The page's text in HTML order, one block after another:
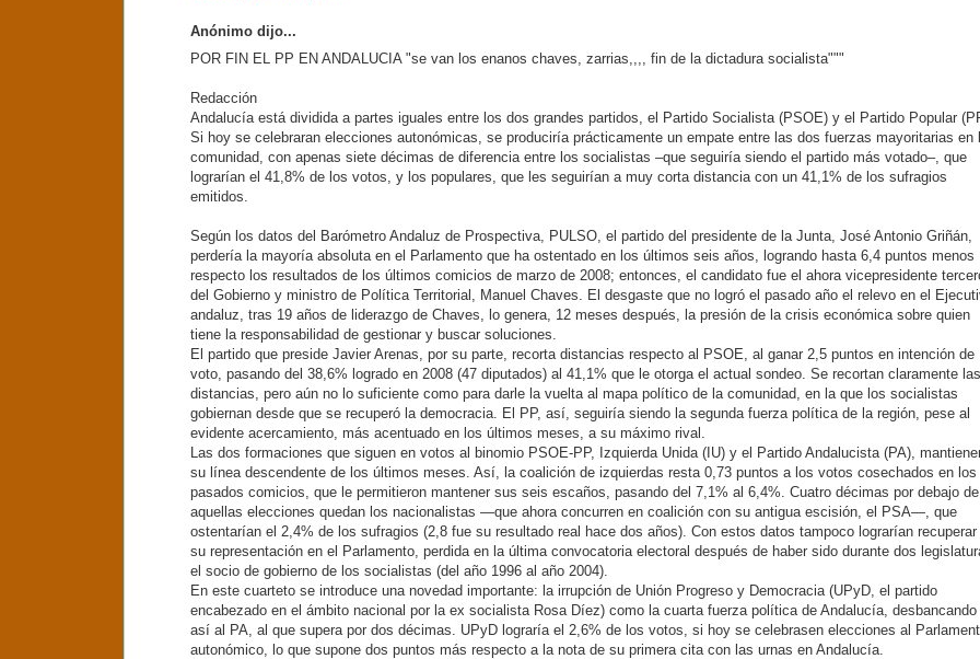
Anónimo dijo...
POR FIN EL PP EN ANDALUCIA "se van los enanos chaves, zarrias,,,, fin de la dictadura socialista"""
Redacción
Andalucía está dividida a partes iguales entre los dos grandes partidos, el Partido Socialista (PSOE) y el Partido Popular
Si hoy se celebraran elecciones autonómicas, se produciría prácticamente un empate entre las dos fuerzas mayoritarias en
comunidad, con apenas siete décimas de diferencia entre los socialistas –que seguiría siendo el partido más votado–, que
lograrían el 41,8% de los votos, y los populares, que les seguirían a muy corta distancia con un 41,1% de los sufragios
emitidos.
Según los datos del Barómetro Andaluz de Prospectiva, PULSO, el partido del presidente de la Junta, José Antonio Griñán,
perdería la mayoría absoluta en el Parlamento que ha ostentado en los últimos seis años, logrando hasta 6,4 puntos menos
respecto los resultados de los últimos comicios de marzo de 2008; entonces, el candidato fue el ahora vicepresidente
del Gobierno y ministro de Política Territorial, Manuel Chaves. El desgaste que no logró el pasado año el relevo en el
andaluz, tras 19 años de liderazgo de Chaves, lo genera, 12 meses después, la presión de la crisis económica sobre quien
tiene la responsabilidad de gestionar y buscar soluciones.
El partido que preside Javier Arenas, por su parte, recorta distancias respecto al PSOE, al ganar 2,5 puntos en intención de
voto, pasando del 38,6% logrado en 2008 (47 diputados) al 41,1% que le otorga el actual sondeo. Se recortan claramente las
distancias, pero aún no lo suficiente como para darle la vuelta al mapa político de la comunidad, en la que los socialistas
gobiernan desde que se recuperó la democracia. El PP, así, seguiría siendo la segunda fuerza política de la región, pese al
evidente acercamiento, más acentuado en los últimos meses, a su máximo rival.
Las dos formaciones que siguen en votos al binomio PSOE-PP, Izquierda Unida (IU) y el Partido Andalucista (PA),
su línea descendente de los últimos meses. Así, la coalición de izquierdas resta 0,73 puntos a los votos cosechados en los
pasados comicios, que le permitieron mantener sus seis escaños, pasando del 7,1% al 6,4%. Cuatro décimas por debajo de
aquellas elecciones quedan los nacionalistas —que ahora concurren en coalición con su antigua escisión, el PSA—, que
ostentarían el 2,4% de los sufragios (2,8 fue su resultado real hace dos años). Con estos datos tampoco lograrían recuperar
su representación en el Parlamento, perdida en la última convocatoria electoral después de haber sido durante dos
el socio de gobierno de los socialistas (del año 1996 al año 2004).
En este cuarteto se introduce una novedad importante: la irrupción de Unión Progreso y Democracia (UPyD, el partido
encabezado en el ámbito nacional por la ex socialista Rosa Díez) como la cuarta fuerza política de Andalucía, desbancando
así al PA, al que supera por dos décimas. UPyD lograría el 2,6% de los votos, si hoy se celebrasen elecciones al
autonómico, lo que supone dos puntos más respecto a la nota de su primera cita con las urnas en Andalucía.